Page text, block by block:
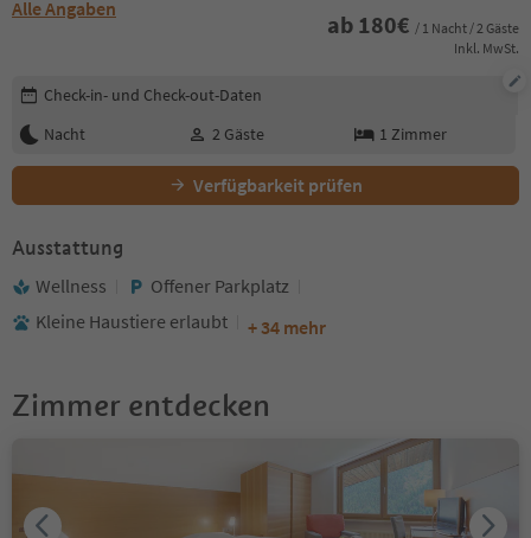
Alle Angaben
ab 180€ / 1 Nacht / 2 Gäste
Inkl. MwSt.
Buchungsdetails bearbeiten
Check-in- und Check-out-Daten
Nacht
2 Gäste 1 Zimmer
Verfügbarkeit prüfen
Ausstattung
Wellness
Offener Parkplatz
Kleine Haustiere erlaubt
+ 34 mehr
Zimmer entdecken